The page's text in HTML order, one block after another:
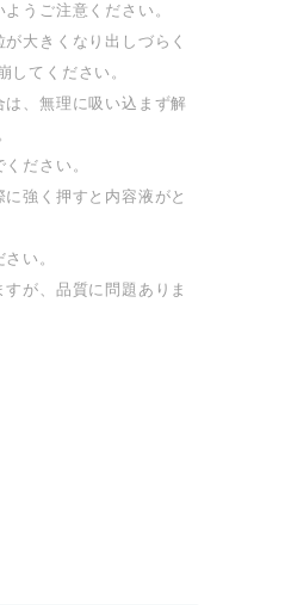
うご注意ください。
大きくなり出しづらく
してください。
、無理に吸い込まず解
ださい。
強く押すと内容液がと
い。
が、品質に問題ありま